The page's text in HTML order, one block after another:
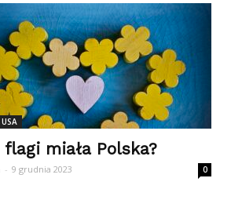
miała Polska?
- 9 grudnia 2023 0